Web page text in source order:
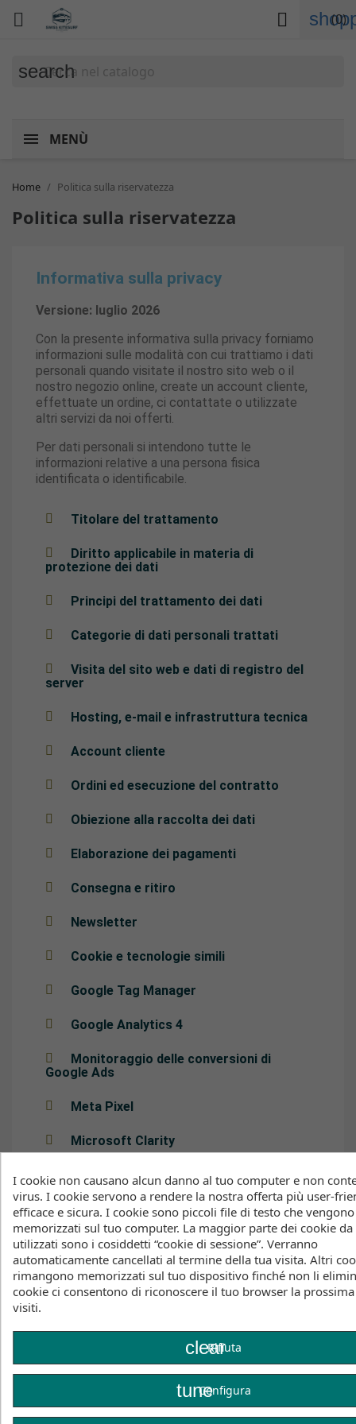
 (0)

search
MENÙ
Home Politica sulla riservatezza
Politica sulla riservatezza
Informativa sulla privacy
Versione: luglio 2026
Con la presente informativa sulla privacy forniamo
informazioni sulle modalità con cui trattiamo i dati
personali quando visitate il nostro sito web o il
nostro negozio online, create un account cliente,
effettuate un ordine, ci contattate o utilizzate
altri servizi da noi offerti.
Per dati personali si intendono tutte le
informazioni relative a una persona fisica
identificata o identificabile.
Titolare del trattamento
Diritto applicabile in materia di
protezione dei dati
Principi del trattamento dei dati
Categorie di dati personali trattati
Visita del sito web e dati di registro del
server
Hosting, e-mail e infrastruttura tecnica
Account cliente
Ordini ed esecuzione del contratto
Obiezione alla raccolta dei dati
Elaborazione dei pagamenti
Consegna e ritiro
Newsletter
Cookie e tecnologie simili
Google Tag Manager
Google Analytics 4
Monitoraggio delle conversioni di
Google Ads
Meta Pixel
Microsoft Clarity
YouTube
Google Maps
Google Fonts
Feed Instagram e contenuti dei social
media
responsabili del trattamento
Comunicazione di dati personali
Periodo di conservazione
I cookie non causano alcun danno al tuo computer e non
virus. I cookie servono a rendere la nostra offerta più user-
efficace e sicura. I cookie sono piccoli file di testo che vengono
memorizzati sul tuo computer. La maggior parte dei cookie
utilizzati sono i cosiddetti “cookie di sessione”. Verranno
automaticamente cancellati al termine della tua visita. Altri
rimangono memorizzati sul tuo dispositivo finché non li
cookie ci consentono di riconoscere il tuo browser la
visiti.
clearRifiuta
tuneConfigura